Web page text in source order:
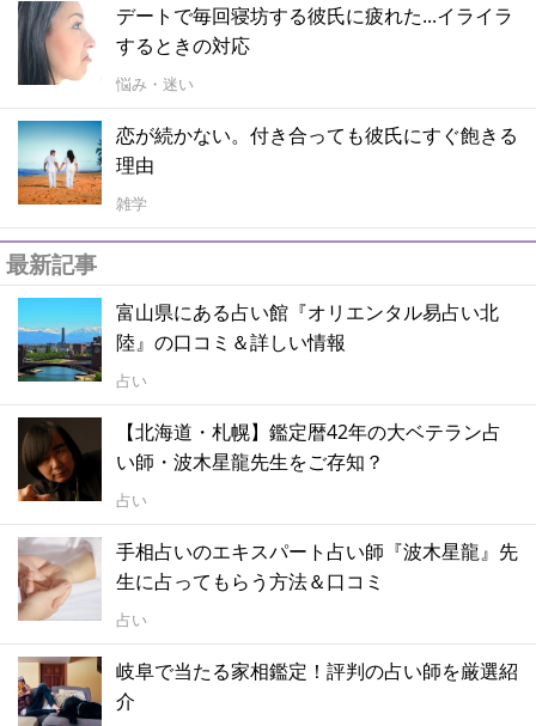
デートで毎回寝坊する彼氏に疲れた...イライラ
するときの対応
悩み・迷い
恋が続かない。付き合っても彼氏にすぐ飽きる
理由
雑学
最新記事
富山県にある占い館『オリエンタル易占い北
陸』の口コミ＆詳しい情報
占い
【北海道・札幌】鑑定暦42年の大ベテラン占
い師・波木星龍先生をご存知？
占い
手相占いのエキスパート占い師『波木星龍』先
生に占ってもらう方法＆口コミ
占い
岐阜で当たる家相鑑定！評判の占い師を厳選紹
介